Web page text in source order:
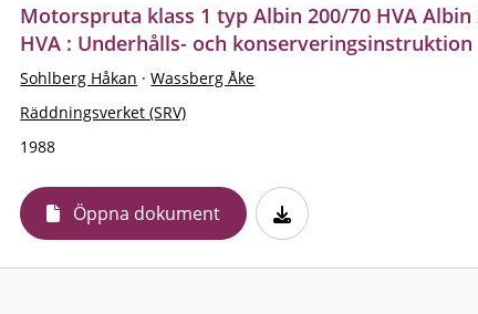
Motorspruta klass 1 typ Albin 200/70 HVA Albin
HVA : Underhålls- och konserveringsinstruktion
Sohlberg Håkan · Wassberg Åke
Räddningsverket (SRV)
1988
Öppna dokument